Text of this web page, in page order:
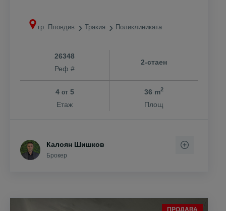
гр. Пловдив Тракия Поликлиниката
26348
Реф #
2-стаен
4 от5
Етаж
36 m2
Площ
Калоян Шишков
Брокер
ПРОДАВА